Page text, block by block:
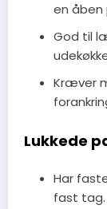
en åben
God til
Kræver
Lukkede
Har
fast tag.